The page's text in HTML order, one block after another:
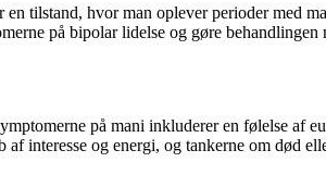
tilstand, hvor man oplever perioder med
på bipolar lidelse og gøre
på mani inkluderer en følelse
interesse og energi, og tankerne om død